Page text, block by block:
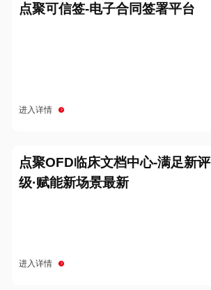
点聚可信签-电子合同签署平台
进入详情
点聚OFD临床文档中心-满足新评
级·赋能新场景最新
进入详情